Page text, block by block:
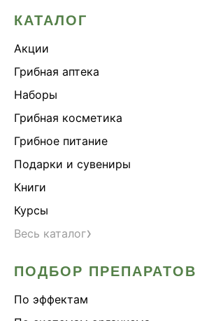
КАТАЛОГ
Акции
Грибная аптека
Наборы
Грибная косметика
Грибное питание
Подарки и сувениры
Книги
Курсы
Весь каталог›
ПОДБОР ПРЕПАРАТОВ
По эффектам